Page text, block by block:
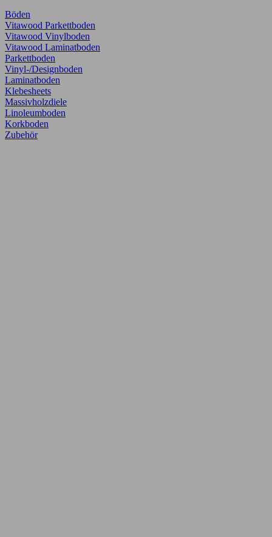
Böden
Vitawood Parkettboden
Vitawood Vinylboden
Vitawood Laminatboden
Parkettboden
Vinyl-/Designboden
Laminatboden
Klebesheets
Massivholzdiele
Linoleumboden
Korkboden
Zubehör